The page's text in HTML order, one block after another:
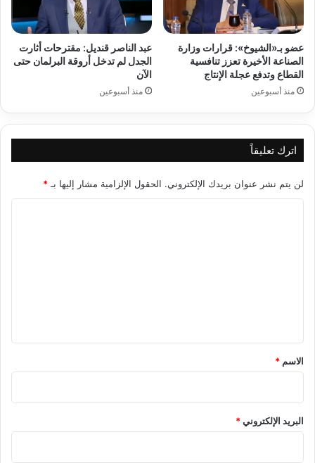
عضو بـ«الشيوخ»: قرارات وزارة
الصناعة الأخيرة تعزز تنافسية
القطاع وتدفع عجلة الإنتاج
منذ أسبوعين
عبد الناصر قنديل: مقترحات أثارت
الجدل لم تدخل أروقة البرلمان حتى
الآن
منذ أسبوعين
اترك تعليقاً
لن يتم نشر عنوان بريدك الإلكتروني. الحقول الإلزامية مشار إليها بـ *
*
الاسم *
البريد الإلكتروني*